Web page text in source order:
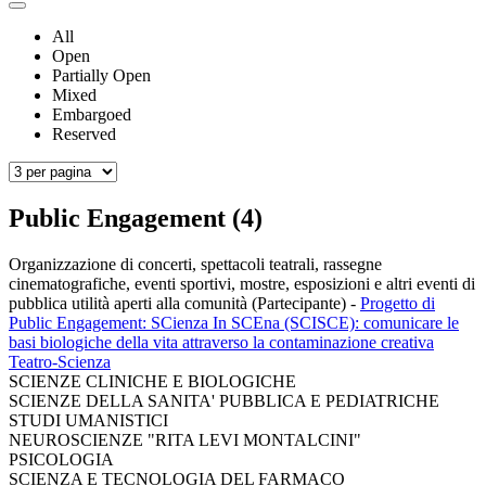
All
Open
Partially Open
Mixed
Embargoed
Reserved
Public Engagement (4)
Organizzazione di concerti, spettacoli teatrali, rassegne
cinematografiche, eventi sportivi, mostre, esposizioni e altri eventi di
pubblica utilità aperti alla comunità (Partecipante) - Progetto di
Public Engagement: SCienza In SCEna (SCISCE): comunicare le
basi biologiche della vita attraverso la contaminazione creativa
Teatro-Scienza
SCIENZE CLINICHE E BIOLOGICHE
SCIENZE DELLA SANITA' PUBBLICA E PEDIATRICHE
STUDI UMANISTICI
NEUROSCIENZE "RITA LEVI MONTALCINI"
PSICOLOGIA
SCIENZA E TECNOLOGIA DEL FARMACO